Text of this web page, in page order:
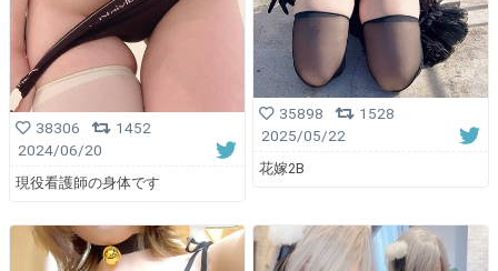
38306
1452
2024/06/20
現役看護師の身体です
35898
1528
2025/05/22
花嫁2B